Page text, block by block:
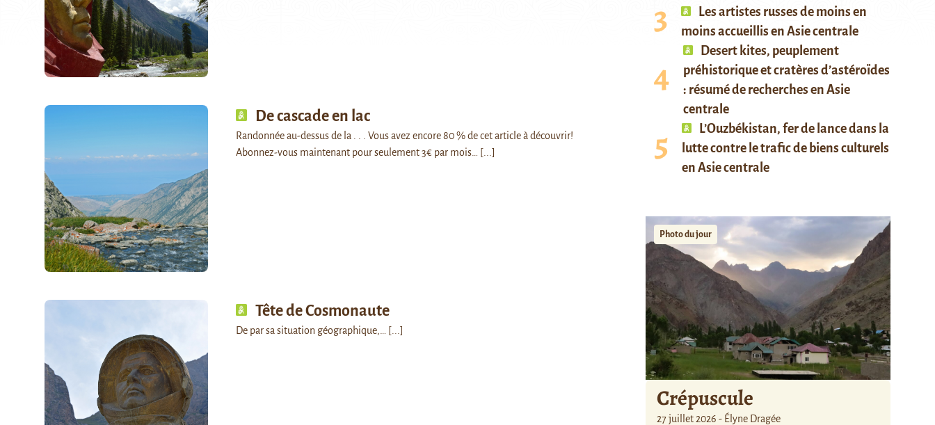
De cascade en lac
Randonnée au-dessus de la . . . Vous avez encore 80 % de cet article à découvrir!
Abonnez-vous maintenant pour seulement 3€ par mois…
[...]
Tête de Cosmonaute
De par sa situation géographique,… [...]
Les artistes russes de moins en
moins accueillis en Asie centrale
Desert kites, peuplement
préhistorique et cratères d’astéroïdes
: résumé de recherches en Asie
centrale
L’Ouzbékistan, fer de lance dans la
lutte contre le trafic de biens culturels
en Asie centrale
Photo du jour
Crépuscule
27 juillet 2026 - Élyne Dragée